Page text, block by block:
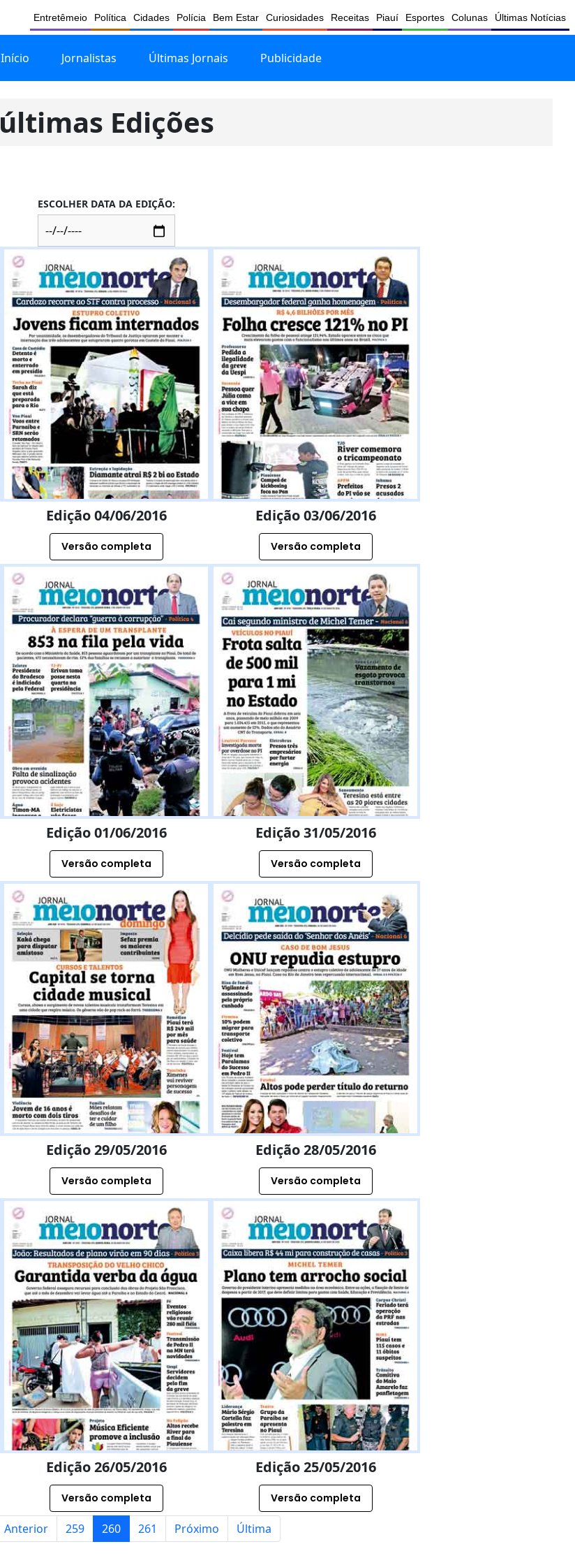
Entretêmeio Política Cidades Polícia Bem Estar Curiosidades Receitas Piauí Esportes Colunas Últimas Notícias
Início Jornalistas Últimas Jornais Publicidade
últimas Edições
ESCOLHER DATA DA EDIÇÃO:
Edição 04/06/2016
Versão completa
Edição 03/06/2016
Versão completa
Edição 01/06/2016
Versão completa
Edição 31/05/2016
Versão completa
Edição 29/05/2016
Versão completa
Edição 28/05/2016
Versão completa
Edição 26/05/2016
Versão completa
Edição 25/05/2016
Versão completa
Anterior 259 260 261 Próximo Última